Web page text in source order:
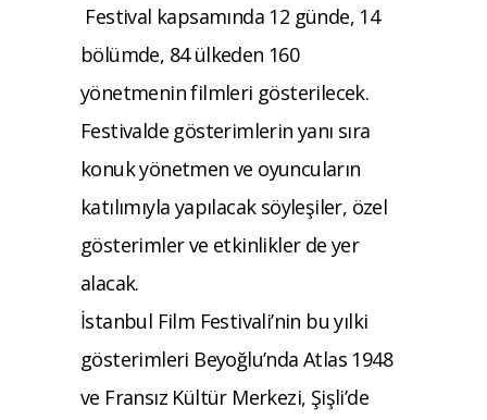
Festival kapsamında 12 günde, 14
bölümde, 84 ülkeden 160
yönetmenin filmleri gösterilecek.
Festivalde gösterimlerin yanı sıra
konuk yönetmen ve oyuncuların
katılımıyla yapılacak söyleşiler, özel
gösterimler ve etkinlikler de yer
alacak.
İstanbul Film Festivali’nin bu yılki
gösterimleri Beyoğlu’nda Atlas 1948
ve Fransız Kültür Merkezi, Şişli’de